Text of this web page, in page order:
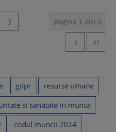
3 pagina 1 din 3


gdpr
resurse umane
si sanatate in munca
codul muncii 2024